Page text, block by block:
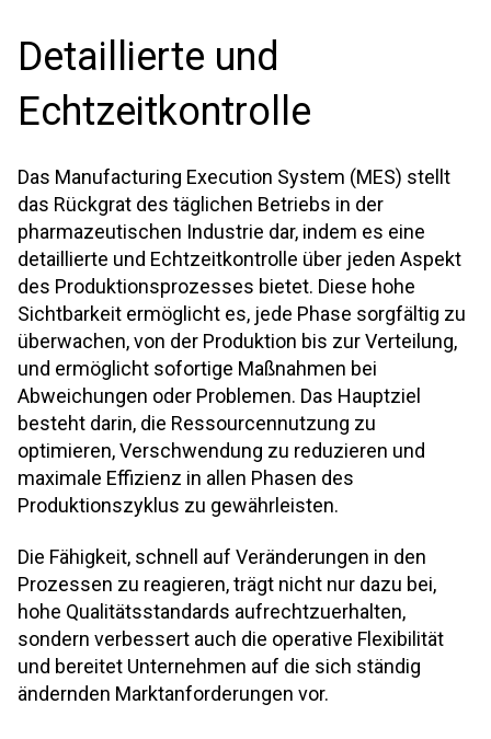
Detaillierte und
Echtzeitkontrolle
Das Manufacturing Execution System (MES) stellt
das Rückgrat des täglichen Betriebs in der
pharmazeutischen Industrie dar, indem es eine
detaillierte und Echtzeitkontrolle über jeden Aspekt
des Produktionsprozesses bietet. Diese hohe
Sichtbarkeit ermöglicht es, jede Phase sorgfältig zu
überwachen, von der Produktion bis zur Verteilung,
und ermöglicht sofortige Maßnahmen bei
Abweichungen oder Problemen. Das Hauptziel
besteht darin, die Ressourcennutzung zu
optimieren, Verschwendung zu reduzieren und
maximale Effizienz in allen Phasen des
Produktionszyklus zu gewährleisten.
Die Fähigkeit, schnell auf Veränderungen in den
Prozessen zu reagieren, trägt nicht nur dazu bei,
hohe Qualitätsstandards aufrechtzuerhalten,
sondern verbessert auch die operative Flexibilität
und bereitet Unternehmen auf die sich ständig
ändernden Marktanforderungen vor.